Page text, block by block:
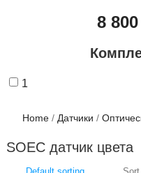
8
1
Home/ Датчики /
SOEC датчик цвета